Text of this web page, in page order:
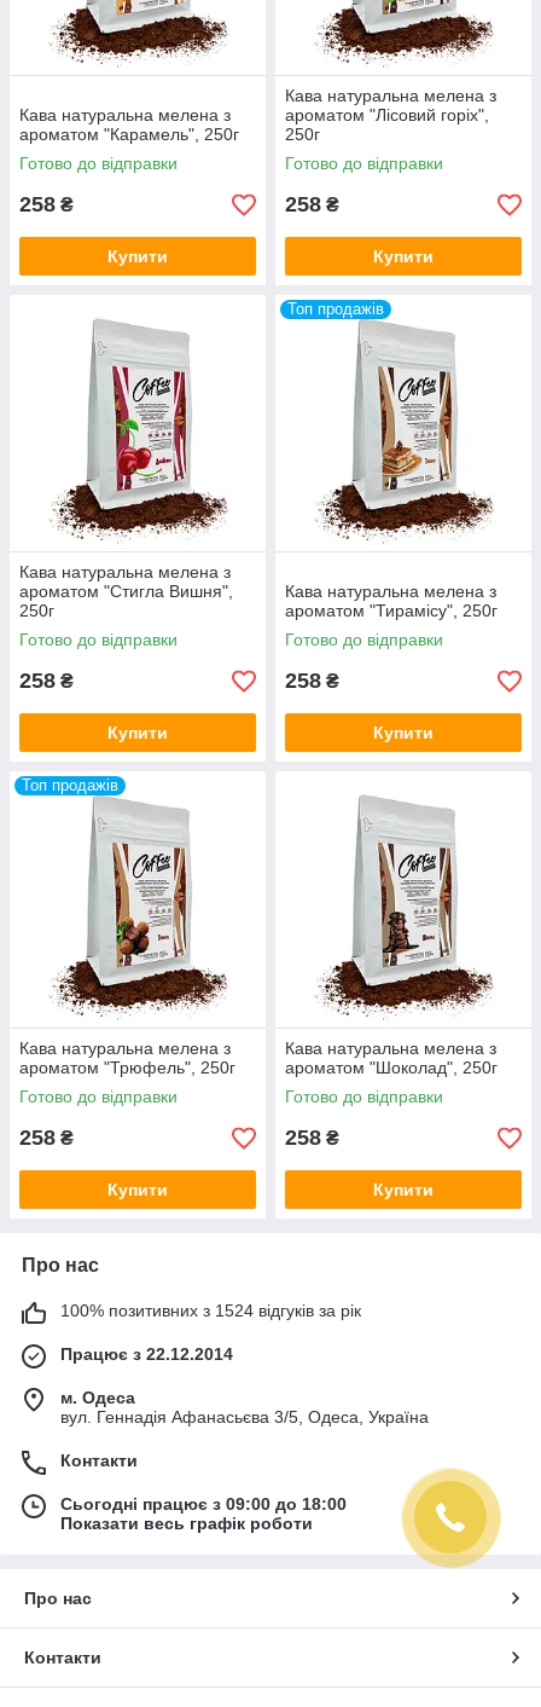
Кава натуральна мелена з
ароматом "Карамель", 250г
Готово до відправки
258 ₴
Купити
Кава натуральна мелена з
ароматом "Лісовий горіх",
250г
Готово до відправки
258 ₴
Купити
Кава натуральна мелена з
ароматом "Стигла Вишня",
250г
Готово до відправки
258 ₴
Купити
Топ продажів
Кава натуральна мелена з
ароматом "Тирамісу", 250г
Готово до відправки
258 ₴
Купити
Топ продажів
Кава натуральна мелена з
ароматом "Трюфель", 250г
Готово до відправки
258 ₴
Купити
Кава натуральна мелена з
ароматом "Шоколад", 250г
Готово до відправки
258 ₴
Купити
Про нас
100% позитивних з 1524 відгуків за рік
Працює з 22.12.2014
м. Одеса
вул. Геннадія Афанасьєва 3/5, Одеса, Україна
Контакти
Сьогодні працює з 09:00 до 18:00
Показати весь графік роботи
Про нас
Контакти